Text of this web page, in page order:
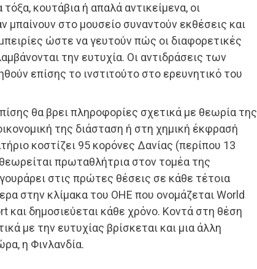
τόξα, κουτάβια ή απαλά αντικείμενα, οι
μπαίνουν στο μουσείο συναντούν εκθέσεις και
ώστε να γευτούν πώς οι διαφορετικές
την ευτυχία. Οι αντιδράσεις των
επίσης το ινστιτούτο στο ερευνητικό του
θα βρει πληροφορίες σχετικά με θεωρία της
της διάσταση ή στη χημική έκφρασή
κοστίζει 95 κορόνες Δανίας (περίπου 13
πρωταθλήτρια στον τομέα της
στις πρώτες θέσεις σε κάθε τέτοια
στην κλίμακα του ΟΗΕ που ονομάζεται World
και δημοσιεύεται κάθε χρόνο. Κοντά στη θέση
με την ευτυχίας βρίσκεται και μια άλλη
η Φινλανδία.